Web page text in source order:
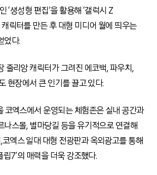
‘생성형 편집’을 활용해 ‘갤럭시 Z
릭터를 만든 후 대형 미디어 월에 띄우는
었다.
줄리앙 캐릭터가 그려진 에코백, 파우치,
현장에서 큰 인기를 끌고 있다.
코엑스에서 운영되는 체험존은 실내 공간과
나스몰, 별마당길 등을 유기적으로 연결해
엑스 일대 대형 전광판과 옥외광고를 통해
립7’의 매력을 더욱 강조했다.